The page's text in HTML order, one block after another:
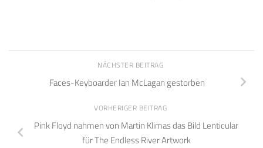
NÄCHSTER BEITRAG
Faces-Keyboarder Ian McLagan gestorben
VORHERIGER BEITRAG
Pink Floyd nahmen von Martin Klimas das Bild Lenticular
für The Endless River Artwork